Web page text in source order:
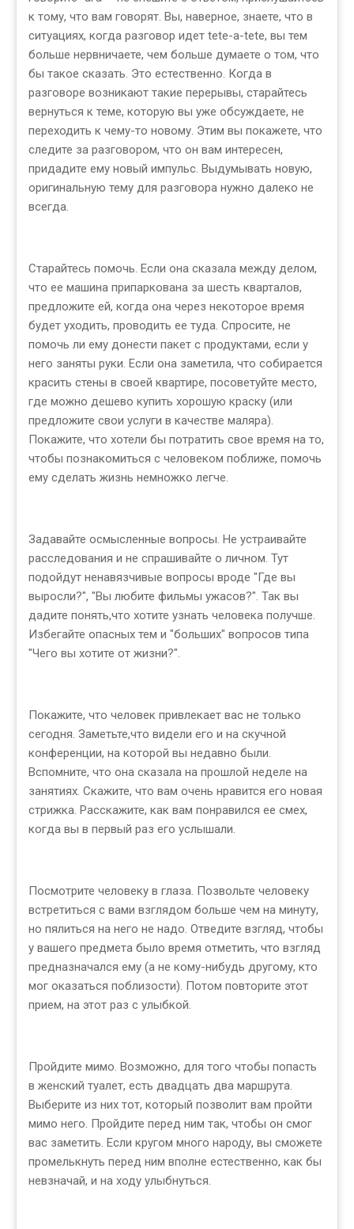
к тому, что вам говорят. Вы, наверное, знаете, что в
ситуациях, когда разговор идет tete-a-tete, вы тем
больше нервничаете, чем больше думаете о том, что
бы такое сказать. Это естественно. Когда в
разговоре возникают такие перерывы, старайтесь
вернуться к теме, которую вы уже обсуждаете, не
переходить к чему-то новому. Этим вы покажете, что
следите за разговором, что он вам интересен,
придадите ему новый импульс. Выдумывать новую,
оригинальную тему для разговора нужно далеко не
всегда.
Старайтесь помочь. Если она сказала между делом,
что ее машина припаркована за шесть кварталов,
предложите ей, когда она через некоторое время
будет уходить, проводить ее туда. Спросите, не
помочь ли ему донести пакет с продуктами, если у
него заняты руки. Если она заметила, что собирается
красить стены в своей квартире, посоветуйте место,
где можно дешево купить хорошую краску (или
предложите свои услуги в качестве маляра).
Покажите, что хотели бы потратить свое время на то,
чтобы познакомиться с человеком поближе, помочь
ему сделать жизнь немножко легче.
Задавайте осмысленные вопросы. Не устраивайте
расследования и не спрашивайте о личном. Тут
подойдут ненавязчивые вопросы вроде "Где вы
выросли?", "Вы любите фильмы ужасов?". Так вы
дадите понять,что хотите узнать человека получше.
Избегайте опасных тем и "больших" вопросов типа
"Чего вы хотите от жизни?".
Покажите, что человек привлекает вас не только
сегодня. Заметьте,что видели его и на скучной
конференции, на которой вы недавно были.
Вспомните, что она сказала на прошлой неделе на
занятиях. Скажите, что вам очень нравится его новая
стрижка. Расскажите, как вам понравился ее смех,
когда вы в первый раз его услышали.
Посмотрите человеку в глаза. Позвольте человеку
встретиться с вами взглядом больше чем на минуту,
но пялиться на него не надо. Отведите взгляд, чтобы
у вашего предмета было время отметить, что взгляд
предназначался ему (а не кому-нибудь другому, кто
мог оказаться поблизости). Потом повторите этот
прием, на этот раз с улыбкой.
Пройдите мимо. Возможно, для того чтобы попасть
в женский туалет, есть двадцать два маршрута.
Выберите из них тот, который позволит вам пройти
мимо него. Пройдите перед ним так, чтобы он смог
вас заметить. Если кругом много народу, вы сможете
промелькнуть перед ним вполне естественно, как бы
невзначай, и на ходу улыбнуться.